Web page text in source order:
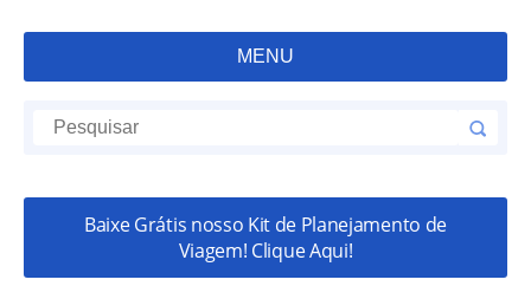
MENU
Baixe Grátis nosso Kit de Planejamento de
Viagem! Clique Aqui!